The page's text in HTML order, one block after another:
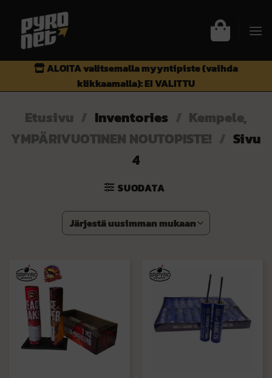
content
ALOITA valitsemalla myyntipiste (vaihda
klikkaamalla):EI VALITTU
Etusivu Inventories
Kempele,
YMPÄRIVUOTINEN NOUTOPISTE!
Sivu
4
SUODATA